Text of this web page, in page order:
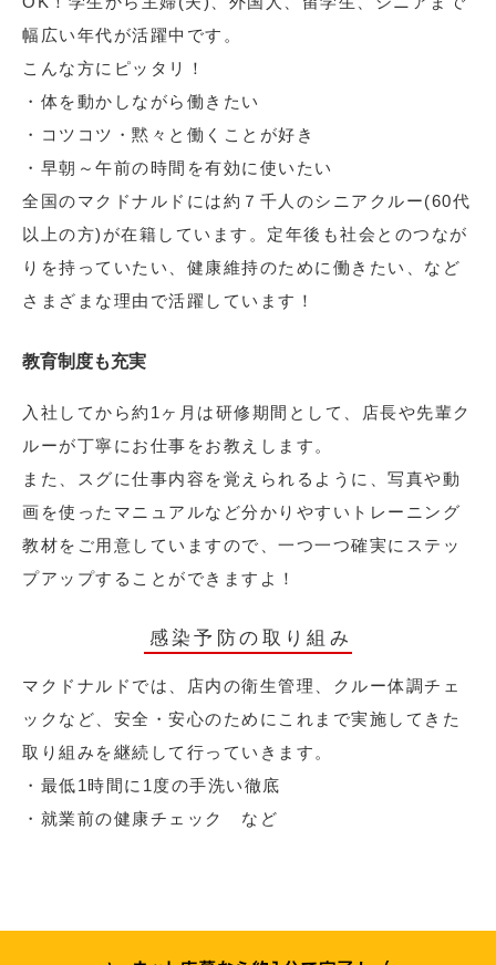
幅広い年代が活躍中です。
こんな方にピッタリ！
・体を動かしながら働きたい
・コツコツ・黙々と働くことが好き
・早朝～午前の時間を有効に使いたい
全国のマクドナルドには約７千人のシニアクルー(60代
以上の方)が在籍しています。定年後も社会とのつなが
りを持っていたい、健康維持のために働きたい、など
さまざまな理由で活躍しています！
教育制度も充実
入社してから約1ヶ月は研修期間として、店長や先輩ク
ルーが丁寧にお仕事をお教えします。
また、スグに仕事内容を覚えられるように、写真や動
画を使ったマニュアルなど分かりやすいトレーニング
教材をご用意していますので、一つ一つ確実にステッ
プアップすることができますよ！
感染予防の取り組み
マクドナルドでは、店内の衛生管理、クルー体調チェ
ックなど、安全・安心のためにこれまで実施してきた
取り組みを継続して行っていきます。
・最低1時間に1度の手洗い徹底
・就業前の健康チェック など